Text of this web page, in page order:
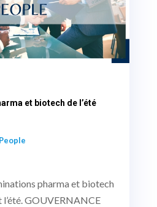
et biotech de l’été
People
pharma et biotech
l’été. GOUVERNANCE